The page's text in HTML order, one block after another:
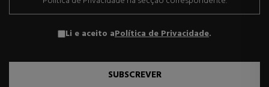
Li e aceito aPolítica de Privacidade.
SUBSCREVER